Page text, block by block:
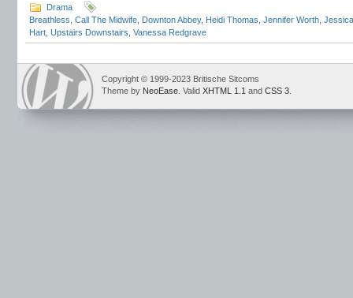
Drama
Breathless Call The Midwife Downton Abbey, Heidi Thomas Jennifer Worth
Hart Upstairs Downstairs Vanessa Redgrave
Copyright © 1999-2023 Britische Sitcoms
Theme by NeoEase . Valid XHTML 1.1 and CSS 3